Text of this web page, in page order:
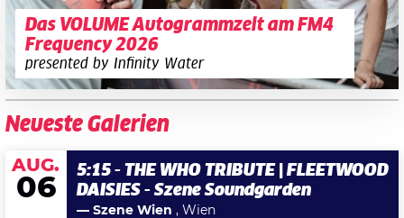
Das VOLUME Autogrammzelt am FM4
Frequency 2026
presented by Infinity Water
Neueste Galerien
AUG.
06
5:15 - THE WHO TRIBUTE | FLEETWOOD
DAISIES - Szene Soundgarden
— Szene Wien , Wien